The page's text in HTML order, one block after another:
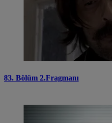
83. Bölüm 2.Fragmanı